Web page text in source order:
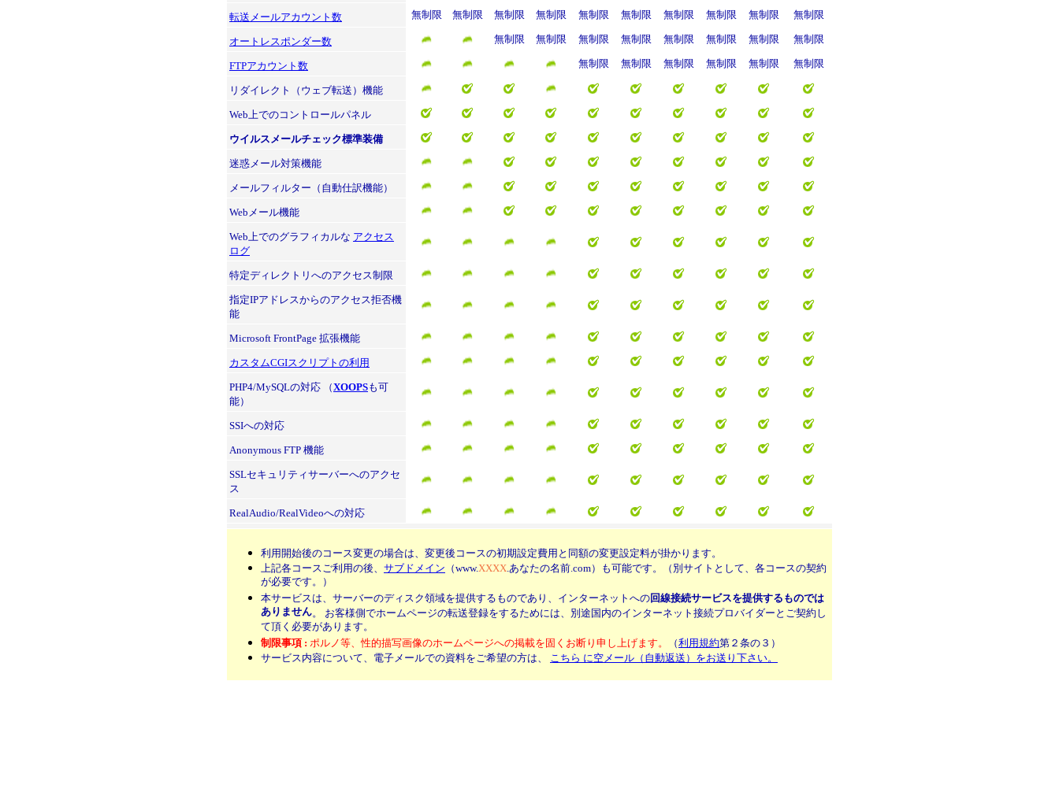
転送メールアカウント数 無制限 無制限 無制限 無制限 無制限 無制限 無制限 無制限 無制限 無制限
オートレスポンダー数 無制限 無制限 無制限 無制限 無制限 無制限 無制限 無制限
FTPアカウント数 無制限 無制限 無制限 無制限 無制限 無制限
リダイレクト（ウェブ転送）機能
Web上でのコントロールパネル
ウイルスメールチェック標準装備
迷惑メール対策機能
メールフィルター（自動仕訳機能）
Webメール機能
Web上でのグラフィカルな アクセス
ログ
特定ディレクトリへのアクセス制限
指定IPアドレスからのアクセス拒否機
能
Microsoft FrontPage 拡張機能
カスタムCGIスクリプトの利用
PHP4/MySQLの対応 （XOOPSも可
能）
SSIへの対応
Anonymous FTP 機能
SSLセキュリティサーバーへのアクセ
ス
RealAudio/RealVideoへの対応
利用開始後のコース変更の場合は、変更後コースの初期設定費用と同額の変更設定料が掛かります。
上記各コースご利用の後、 サブドメイン （www.XXXX.あなたの名前.com）も可能です。（別サイトとして、各コースの契約
が必要です。）
本サービスは、サーバーのディスク領域を提供するものであり、インターネットへの回線接続サービスを提供するものでは
ありません。 お客様側でホームページの転送登録をするためには、別途国内のインターネット接続プロバイダーとご契約し
て頂く必要があります。
制限事項 : ポルノ等、性的描写画像のホームページへの掲載を固くお断り申し上げます。 （利用規約第２条の３）
サービス内容について、電子メールでの資料をご希望の方は、 こちら に空メール（自動返送）をお送り下さい。